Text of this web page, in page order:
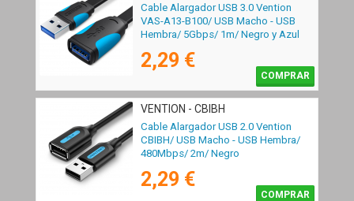
Cable Alargador USB 3.0 Vention
VAS-A13-B100/ USB Macho - USB
Hembra/ 5Gbps/ 1m/ Negro y Azul
2,29 €
COMPRAR
VENTION - CBIBH
Cable Alargador USB 2.0 Vention
CBIBH/ USB Macho - USB Hembra/
480Mbps/ 2m/ Negro
2,29 €
COMPRAR